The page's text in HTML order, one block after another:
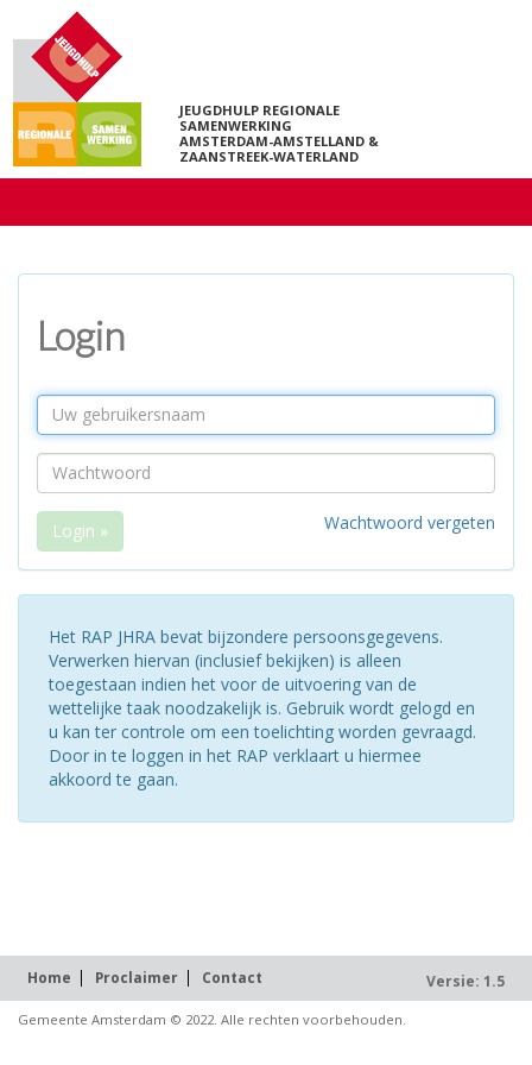
JEUGDHULP REGIONALE
SAMENWERKING
AMSTERDAM-AMSTELLAND &
ZAANSTREEK-WATERLAND
Login
E-
mailadres
Wachtwoord
Login » Wachtwoord vergeten
Het RAP JHRA bevat bijzondere persoonsgegevens.
Verwerken hiervan (inclusief bekijken) is alleen
toegestaan indien het voor de uitvoering van de
wettelijke taak noodzakelijk is. Gebruik wordt gelogd en
u kan ter controle om een toelichting worden gevraagd.
Door in te loggen in het RAP verklaart u hiermee
akkoord te gaan.
Home Proclaimer Contact Versie: 1.5
Gemeente Amsterdam © 2022. Alle rechten voorbehouden.